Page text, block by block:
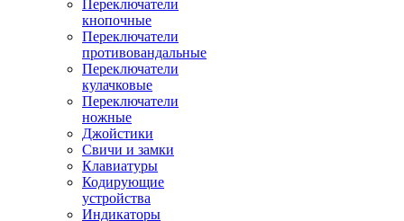
Переключатели
кнопочные
Переключатели
противовандальные
Переключатели
кулачковые
Переключатели
ножные
Джойстики
Свичи и замки
Клавиатуры
Кодирующие
устройства
Индикаторы